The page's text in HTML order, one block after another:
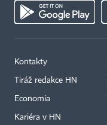
Kontakty
Tiráž redakce HN
Economia
Kariéra v HN